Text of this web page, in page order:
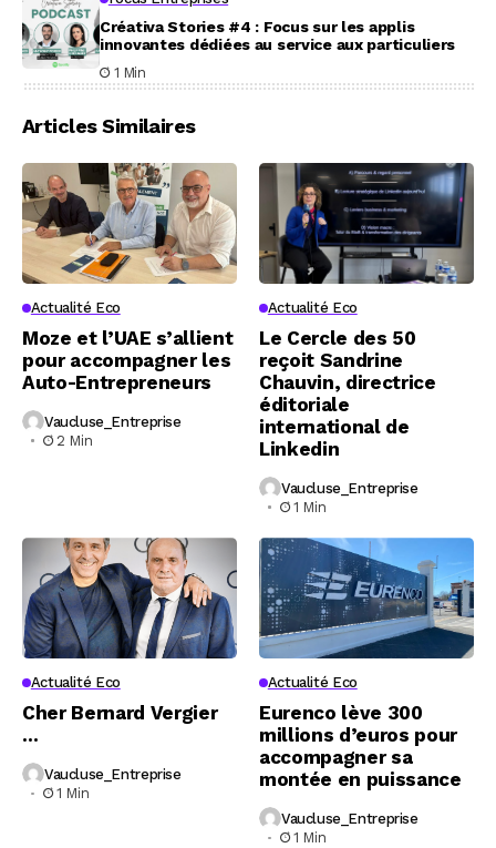
Créativa Stories #4 : Focus sur les applis
innovantes dédiées au service aux particuliers
1 Min
Articles Similaires
Actualité Eco
Moze et l’UAE s’allient
pour accompagner les
Auto-Entrepreneurs
Vaucluse_Entreprise
2 Min
Actualité Eco
Le Cercle des 50
reçoit Sandrine
Chauvin, directrice
éditoriale
international de
Linkedin
Vaucluse_Entreprise
1 Min
Actualité Eco
Cher Bernard Vergier
…
Vaucluse_Entreprise
1 Min
Actualité Eco
Eurenco lève 300
millions d’euros pour
accompagner sa
montée en puissance
Vaucluse_Entreprise
1 Min